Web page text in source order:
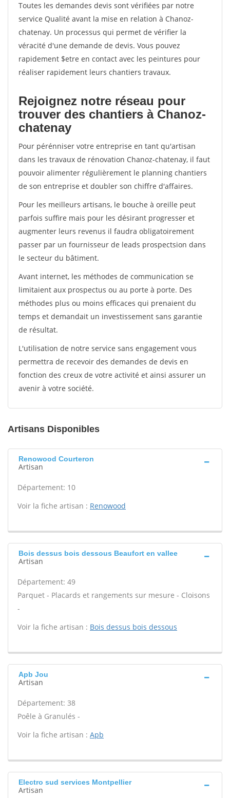
Toutes les demandes devis sont vérifiées par notre
service Qualité avant la mise en relation à Chanoz-
chatenay. Un processus qui permet de vérifier la
véracité d'une demande de devis. Vous pouvez
rapidement $etre en contact avec les peintures pour
réaliser rapidement leurs chantiers travaux.
Rejoignez notre réseau pour
trouver des chantiers à Chanoz-
chatenay
Pour pérénniser votre entreprise en tant qu'artisan
dans les travaux de rénovation Chanoz-chatenay, il faut
pouvoir alimenter régulièrement le planning chantiers
de son entreprise et doubler son chiffre d'affaires.
Pour les meilleurs artisans, le bouche à oreille peut
parfois suffire mais pour les désirant progresser et
augmenter leurs revenus il faudra obligatoirement
passer par un fournisseur de leads prospectsion dans
le secteur du bâtiment.
Avant internet, les méthodes de communication se
limitaient aux prospectus ou au porte à porte. Des
méthodes plus ou moins efficaces qui prenaient du
temps et demandait un investissement sans garantie
de résultat.
L'utilisation de notre service sans engagement vous
permettra de recevoir des demandes de devis en
fonction des creux de votre activité et ainsi assurer un
avenir à votre société.
Artisans Disponibles
Renowood Courteron
Artisan
Département: 10
Voir la fiche artisan : Renowood
Bois dessus bois dessous Beaufort en vallee
Artisan
Département: 49
Parquet - Placards et rangements sur mesure - Cloisons
-
Voir la fiche artisan : Bois dessus bois dessous
Apb Jou
Artisan
Département: 38
Poêle à Granulés -
Voir la fiche artisan : Apb
Electro sud services Montpellier
Artisan